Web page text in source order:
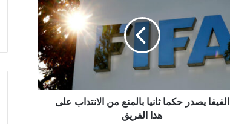
الفيفا يصدر حكما ثانيا بالمنع من الانتداب على
هذا الفريق